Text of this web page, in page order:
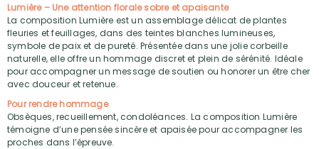
Lumière – Une attention florale sobre et apaisante
La composition Lumière est un assemblage délicat de plantes
fleuries et feuillages, dans des teintes blanches lumineuses,
symbole de paix et de pureté. Présentée dans une jolie corbeille
naturelle, elle offre un hommage discret et plein de sérénité. Idéale
pour accompagner un message de soutien ou honorer un être cher
avec douceur et retenue.
Pour rendre hommage
Obsèques, recueillement, condoléances. La composition Lumière
témoigne d’une pensée sincère et apaisée pour accompagner les
proches dans l’épreuve.